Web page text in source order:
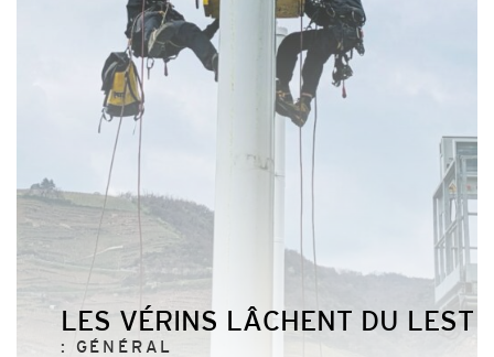
LES VÉRINS LÂCHENT DU LEST
: GÉNÉRAL